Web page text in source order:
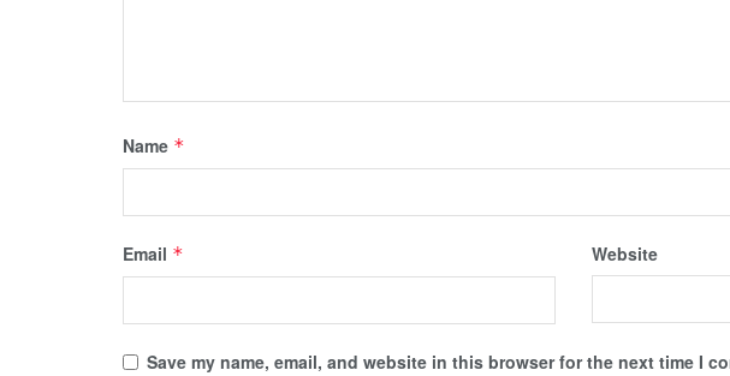
Name *
Email * Website
Save my name, email, and website in this browser for the next time I